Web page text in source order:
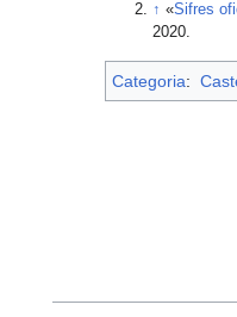
↑ «Sifres
2020.
Categoria: